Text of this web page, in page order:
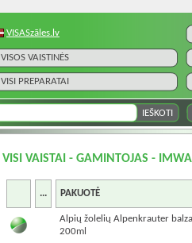
VISASzāles.lv
VISOS VAISTINĖS
VISI PREPARATAI
VISI VAISTAI - GAMINTOJAS -
... PAKUOTĖ
Alpių žolelių Alpenkrauter
200ml